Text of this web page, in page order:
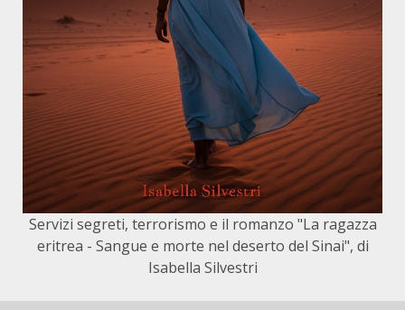
Servizi segreti, terrorismo e il romanzo "La ragazza
eritrea - Sangue e morte nel deserto del Sinai", di
Isabella Silvestri